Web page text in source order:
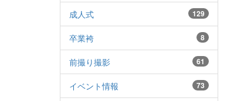
129
成人式
8
卒業袴
61
前撮り撮影
73
イベント情報